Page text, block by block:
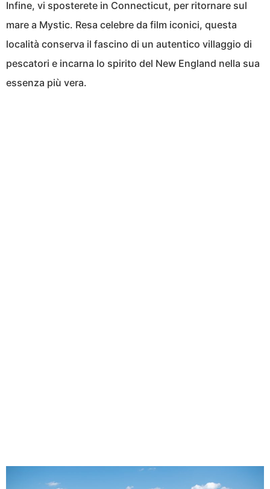
Infine, vi sposterete in Connecticut, per ritornare sul
mare a Mystic. Resa celebre da film iconici, questa
località conserva il fascino di un autentico villaggio di
pescatori e incarna lo spirito del New England nella sua
essenza più vera.